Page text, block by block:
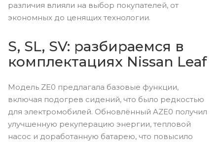
различия влияли на выбор покупателей, от
экономных до ценящих технологии.
S, SL, SV: разбираемся в
комплектациях Nissan Leaf
Модель ZE0 предлагала базовые функции,
включая подогрев сидений, что было редкостью
для электромобилей. Обновлённый AZE0 получил
улучшенную рекуперацию энергии, тепловой
насос и доработанную батарею, что повысило